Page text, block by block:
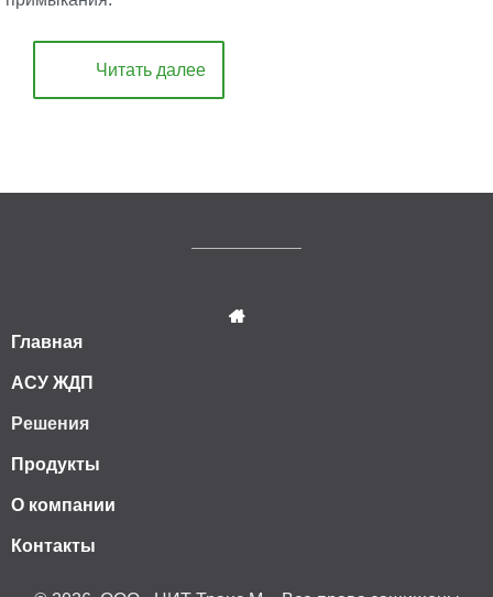
Читать далее
Главная
АСУ ЖДП
Решения
Продукты
О компании
Контакты